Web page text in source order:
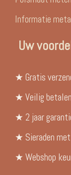
Informatie
Uw
★ Gratis
★ Veilig
★ 2 jaar
★ Sieraden
★ Webshop